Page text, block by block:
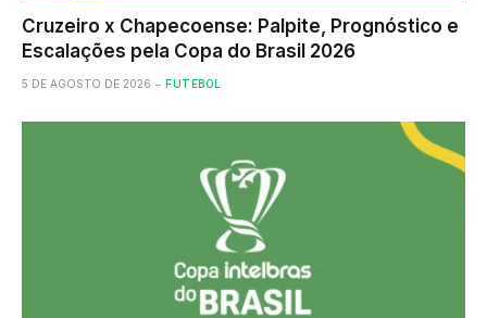
Cruzeiro x Chapecoense: Palpite, Prognóstico e
Escalações pela Copa do Brasil 2026
5 DE AGOSTO DE 2026 FUTEBOL